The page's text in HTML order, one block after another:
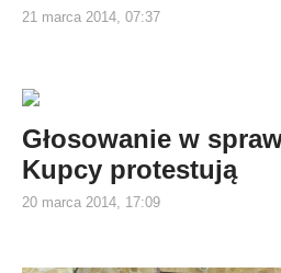
21 marca 2014, 07:37
Głosowanie w
Kupcy protestują
20 marca 2014, 17:09